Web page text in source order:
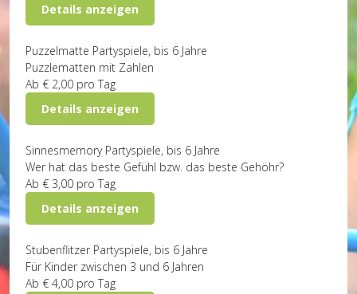
Details anzeigen
Puzzelmatte Partyspiele, bis 6 Jahre
Puzzlematten mit Zahlen
Ab € 2,00 pro Tag
Details anzeigen
Sinnesmemory Partyspiele, bis 6 Jahre
Wer hat das beste Gefühl bzw. das beste Gehöhr?
Ab € 3,00 pro Tag
Details anzeigen
Stubenflitzer Partyspiele, bis 6 Jahre
Für Kinder zwischen 3 und 6 Jahren
Ab € 4,00 pro Tag